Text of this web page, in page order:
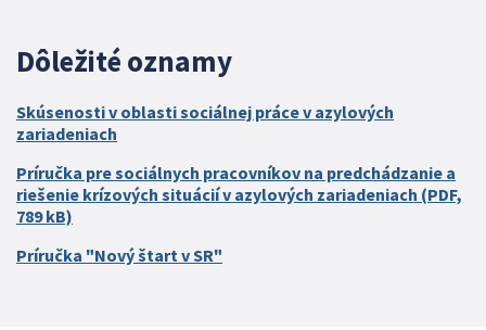
Dôležité oznamy
Skúsenosti v oblasti sociálnej práce v azylových
zariadeniach
Príručka pre sociálnych pracovníkov na predchádzanie a
riešenie krízových situácií v azylových zariadeniach (PDF,
789 kB)
Príručka "Nový štart v SR"